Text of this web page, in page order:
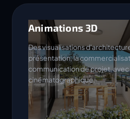
Animations 3D
Des visualisations
présentation, la
communication de projet,
cinématographique.